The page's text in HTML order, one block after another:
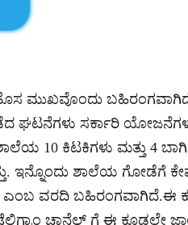
ಹೊಸ ಮುಖವೊಂದು
ಘಟನೆಗಳು ಸರ್ಕಾರಿ
10 ಕಿಟಕಿಗಳು ಮತ್ತು 4
ಇನ್ನೊಂದು ಶಾಲೆಯ
ಎಂಬ ವರದಿ ಬಹಿರಂಗವಾಗಿದೆ.ಈ
ಚಾನೆಲ್ ಗೆ ಈ ಕೂಡಲೇ